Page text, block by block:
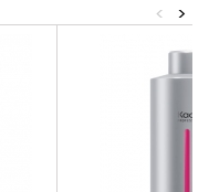
>
<